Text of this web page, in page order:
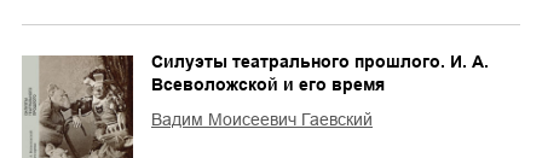
Силуэты театрального прошлого. И. А.
Всеволожской и его время
Вадим Моисеевич Гаевский